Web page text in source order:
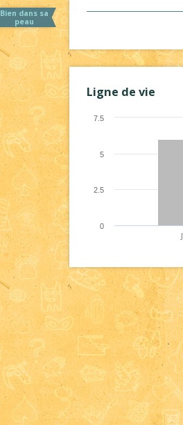
Bien dans sa
peau
Ligne de vie
0
2.5
5
7.5